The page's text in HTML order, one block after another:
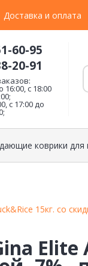
Доставка и оплата
60-95
20-91
16:00, с 18:00
с 17:00 до
коврики для
15кг. со
Elite